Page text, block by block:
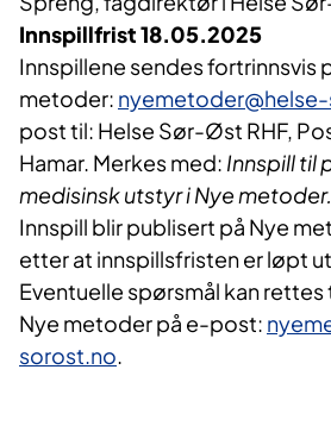
Innspillfrist 18.05.2025
Innspillene sendes fortrinnsvis
metoder:
post til: Helse Sør-Øst RHF,
Hamar. Merkes med: Innspill til
medisinsk utstyr i Nye metoder.
Innspill blir publisert på Nye
etter at innspillsfristen er løpt
Eventuelle spørsmål kan
Nye metoder på e-post:
sorost.no.